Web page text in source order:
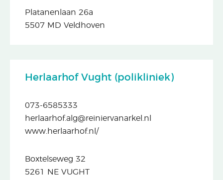
Platanenlaan 26a
5507 MD Veldhoven
Herlaarhof Vught (polikliniek)
073-6585333
herlaarhof.alg@reiniervanarkel.nl
www.herlaarhof.nl/
Boxtelseweg 32
5261 NE VUGHT